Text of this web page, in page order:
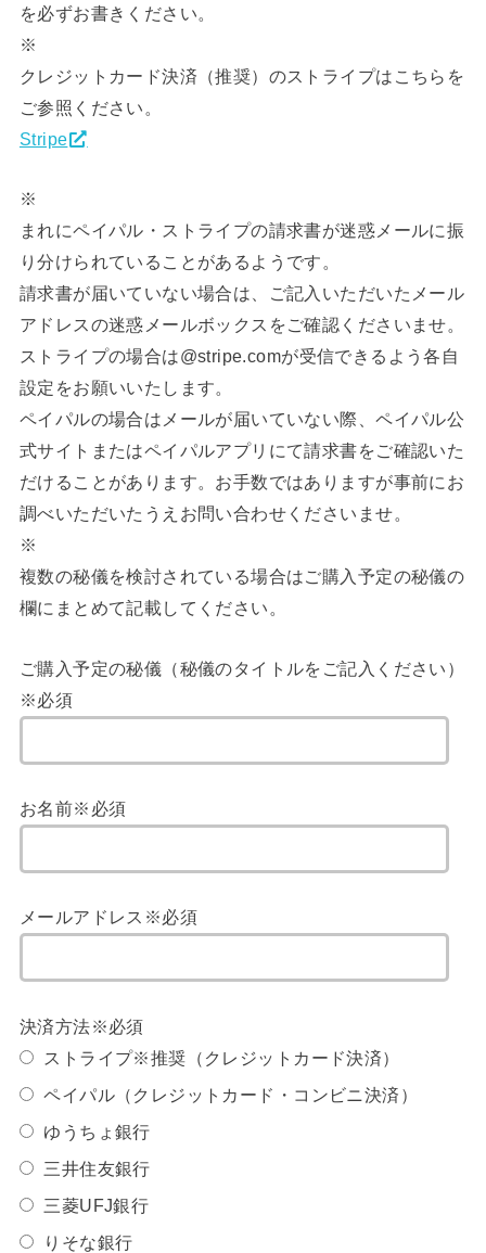
を必ずお書きください。
※
クレジットカード決済（推奨）のストライプはこちらを
ご参照ください。
Stripe
※
まれにペイパル・ストライプの請求書が迷惑メールに振
り分けられていることがあるようです。
請求書が届いていない場合は、ご記入いただいたメール
アドレスの迷惑メールボックスをご確認くださいませ。
ストライプの場合は@stripe.comが受信できるよう各自
設定をお願いいたします。
ペイパルの場合はメールが届いていない際、ペイパル公
式サイトまたはペイパルアプリにて請求書をご確認いた
だけることがあります。お手数ではありますが事前にお
調べいただいたうえお問い合わせくださいませ。
※
複数の秘儀を検討されている場合はご購入予定の秘儀の
欄にまとめて記載してください。
ご購入予定の秘儀（秘儀のタイトルをご記入ください）
※必須
お名前※必須
メールアドレス※必須
決済方法※必須
ストライプ※推奨（クレジットカード決済）
ペイパル（クレジットカード・コンビニ決済）
ゆうちょ銀行
三井住友銀行
三菱UFJ銀行
りそな銀行